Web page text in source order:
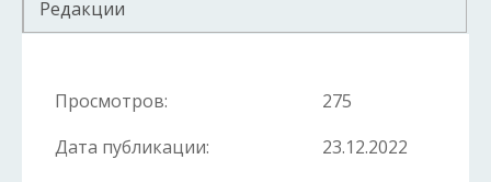
Редакции
Просмотров:
275
Дата публикации:
23.12.2022